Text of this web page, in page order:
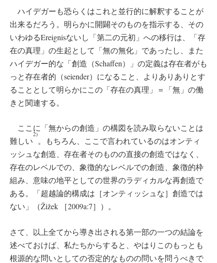
ハイデガーも恐らくはこれと並行的に解釈することが
出来るだろう。明らかに開闢そのものを指示する、その
いわゆるEreignisないし「第二の元初」への移行は、「存
在の真理」の生起として「無の無化」であったし、また
ハイデガー的な「創造（Schaffen）」の定義は存在者がも
っと存在者的（seiender）になること、よりありありとす
ることとして明らかにこの「存在の真理」＝「無」の働
きと関連する。
ここに「無からの創造」の構図を読み取らないことは
難しい
2)
。もちろん、ここで言われているのはオンティ
ッシュな創造、存在者そのものの直接の創造ではなく、
存在のレベルでの、象徴的なレベルでの創造、象徴的枠
組み、意味の地平としての世界のラディカルな再創造で
ある。「超越論的構成は［オンティッシュな］創造では
ない」（Žižek ［2009a:7］）。
さて、以上全てから導き出される第一部の一つの結論を
述べておけば、私たちからすると、やはりこのもっとも
根源的な問いとしての否定的なものの問いを問うべきで